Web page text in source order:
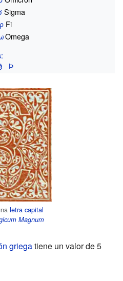
Sigma
Fi
Omega
Ϸ
letra capital
Magnum
griegatiene un valor de 5